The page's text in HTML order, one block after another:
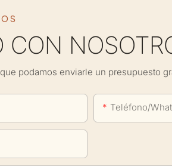
CON
podamos enviarle un presupuesto
Teléfono/